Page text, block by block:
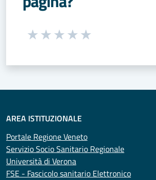
Seleziona una valutazione
AREA ISTITUZIONALE
Portale Regione Veneto
Servizio Socio Sanitario Regionale
Università di Verona
FSE - Fascicolo sanitario Elettronico